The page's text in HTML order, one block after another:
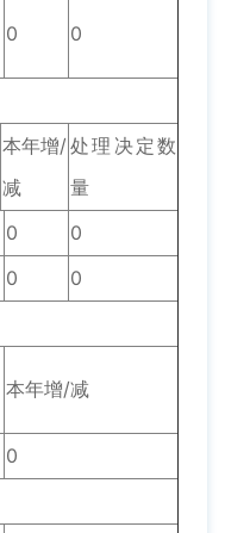
0 0
本年增/
减
处理决定数
量
0
0
0
0
本年增/减
0